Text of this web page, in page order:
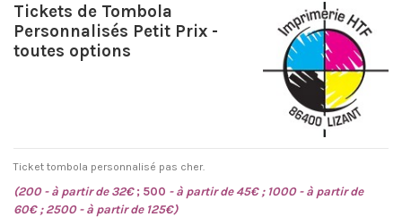
Tickets de Tombola
Personnalisés Petit Prix -
toutes options
Ticket tombola personnalisé pas cher.
(200 - à partir de 32€; 500 - à partir de 45€ ; 1000 - à partir de
60€ ; 2500 - à partir de 125€)